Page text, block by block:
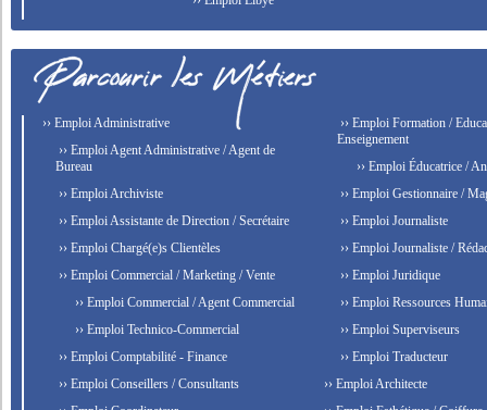
›› Emploi Administrative
›› Emploi Agent Administrative / Agent de
Bureau
›› Emploi Archiviste
›› Emploi Assistante de Direction / Secrétaire
›› Emploi Chargé(e)s Clientèles
›› Emploi Commercial / Marketing / Vente
›› Emploi Commercial / Agent Commercial
›› Emploi Technico-Commercial
›› Emploi Comptabilité - Finance
›› Emploi Conseillers / Consultants
›› Emploi Formation /
Enseignement
›› Emploi Éducatrice /
›› Emploi Gestionnaire /
›› Emploi Journaliste
›› Emploi Journaliste /
›› Emploi Juridique
›› Emploi Ressources
›› Emploi Superviseurs
›› Emploi Traducteur
›› Emploi Architecte